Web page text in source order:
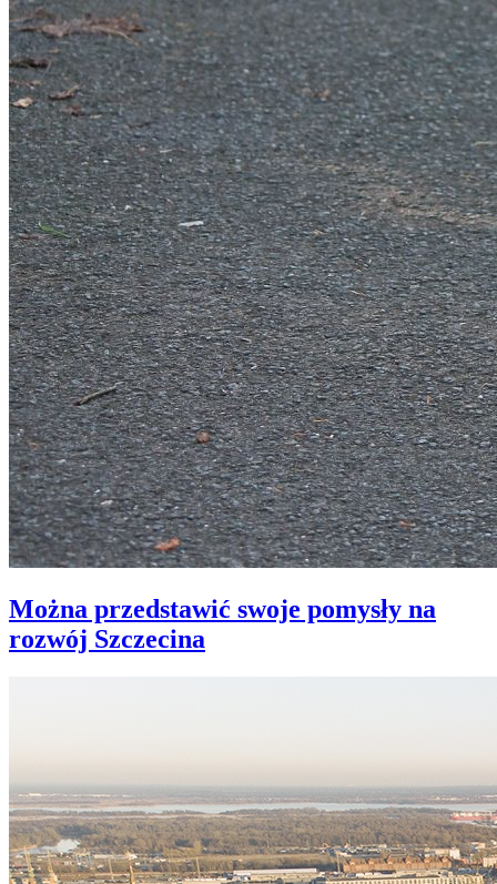
Można przedstawić swoje pomysły na
rozwój Szczecina